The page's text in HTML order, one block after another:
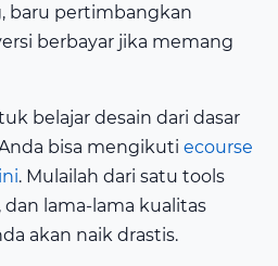
baru pertimbangkan
berbayar jika memang
belajar desain dari dasar
bisa mengikuti ecourse
. Mulailah dari satu tools
lama-lama kualitas
akan naik drastis.